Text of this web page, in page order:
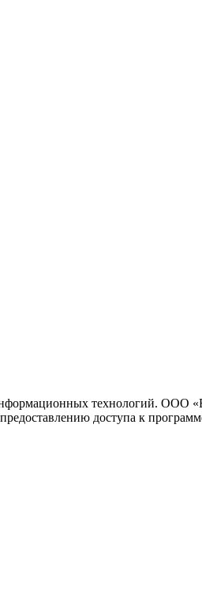
технологий. ООО
доступа к